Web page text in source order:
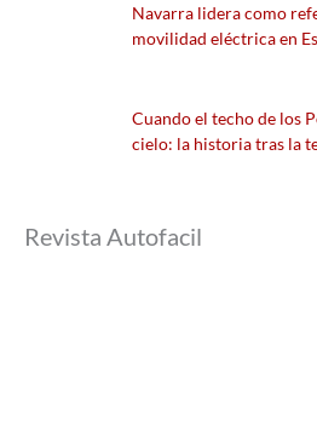
Navarra lidera como
movilidad eléctrica en
Cuando el techo de los
cielo: la historia tras la
Revista Autofacil